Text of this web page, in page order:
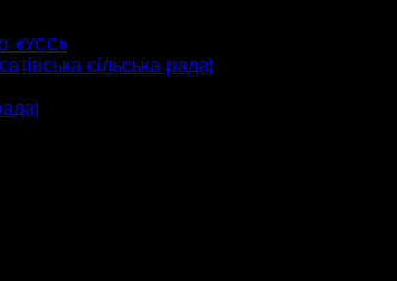
«УСС»
сільська рада)